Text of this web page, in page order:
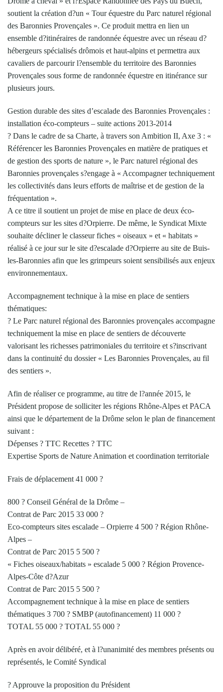
soutient la création d?un « Tour équestre du Parc naturel régional
des Baronnies Provençales ». Ce produit mettra en lien un
ensemble d?itinéraires de randonnée équestre avec un réseau d?
hébergeurs spécialisés drômois et haut-alpins et permettra aux
cavaliers de parcourir l?ensemble du territoire des Baronnies
Provençales sous forme de randonnée équestre en itinérance sur
plusieurs jours.
Gestion durable des sites d’escalade des Baronnies Provençales :
installation éco-compteurs – suite actions 2013-2014
? Dans le cadre de sa Charte, à travers son Ambition II, Axe 3 : «
Référencer les Baronnies Provençales en matière de pratiques et
de gestion des sports de nature », le Parc naturel régional des
Baronnies provençales s?engage à « Accompagner techniquement
les collectivités dans leurs efforts de maîtrise et de gestion de la
fréquentation ».
A ce titre il soutient un projet de mise en place de deux éco-
compteurs sur les sites d?Orpierre. De même, le Syndicat Mixte
souhaite décliner le classeur fiches « oiseaux » et « habitats »
réalisé à ce jour sur le site d?escalade d?Orpierre au site de Buis-
les-Baronnies afin que les grimpeurs soient sensibilisés aux enjeux
environnementaux.
Accompagnement technique à la mise en place de sentiers
thématiques:
? Le Parc naturel régional des Baronnies provençales accompagne
techniquement la mise en place de sentiers de découverte
valorisant les richesses patrimoniales du territoire et s?inscrivant
dans la continuité du dossier « Les Baronnies Provençales, au fil
des sentiers ».
Afin de réaliser ce programme, au titre de l?année 2015, le
Président propose de solliciter les régions Rhône-Alpes et PACA
ainsi que le département de la Drôme selon le plan de financement
suivant :
Dépenses ? TTC Recettes ? TTC
Expertise Sports de Nature Animation et coordination territoriale
Frais de déplacement 41 000 ?
800 ? Conseil Général de la Drôme –
Contrat de Parc 2015 33 000 ?
Eco-compteurs sites escalade – Orpierre 4 500 ? Région Rhône-
Alpes –
Contrat de Parc 2015 5 500 ?
« Fiches oiseaux/habitats » escalade 5 000 ? Région Provence-
Alpes-Côte d?Azur
Contrat de Parc 2015 5 500 ?
Accompagnement technique à la mise en place de sentiers
thématiques 3 700 ? SMBP (autofinancement) 11 000 ?
TOTAL 55 000 ? TOTAL 55 000 ?
Après en avoir délibéré, et à l?unanimité des membres présents ou
représentés, le Comité Syndical
? Approuve la proposition du Président